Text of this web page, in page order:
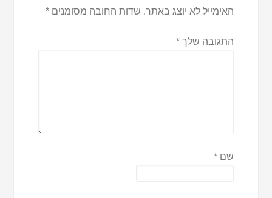
האימייל לא יוצג באתר. שדות החובה מסומנים*
התגובה שלך*
שם*